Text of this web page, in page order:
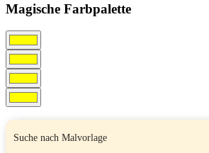
Magische Farbpalette